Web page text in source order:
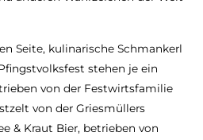
Seite, kulinarische Schmankerl
stehen je ein
von der Festwirtsfamilie
von der Griesmüllers
& Kraut Bier, betrieben von